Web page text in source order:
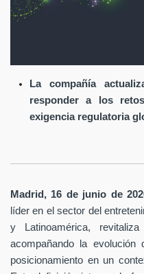
La compañía
responder a los
exigencia regulatoria
Madrid, 16 de junio de
líder en el sector del
y Latinoamérica,
acompañando la
posicionamiento en un